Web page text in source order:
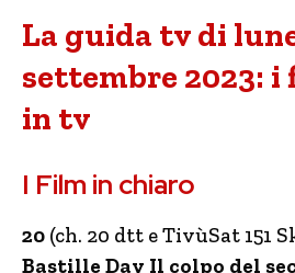
La guida tv di
settembre 2023: i
in tv
I Film in chiaro
20 (ch. 20 dtt e TivùSat 151
Bastille Day Il colpo del